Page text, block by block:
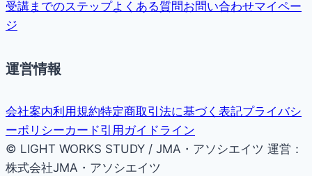
受講までのステップよくある質問お問い合わせマイペー
ジ
運営情報
会社案内利用規約特定商取引法に基づく表記プライバシ
ーポリシーカード引用ガイドライン
© LIGHT WORKS STUDY / JMA・アソシエイツ 運営：
株式会社JMA・アソシエイツ